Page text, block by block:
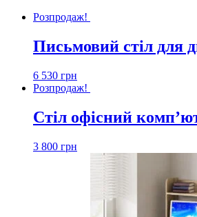
Розпродаж!
Письмовий стіл для
6 530 грн
Розпродаж!
Стіл офісний
3 800 грн